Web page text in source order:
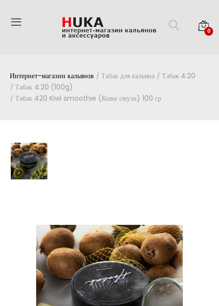
0
Интернет-магазин кальянов Табак для кальяна
Табак 4:20
Табак 4:20 (100g)
Табак 420 Kiwi smoothie (Киви смузи) 100 гр